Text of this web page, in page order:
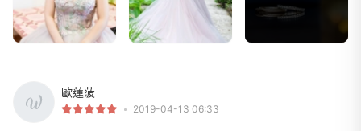
歐蓮菠
2019-04-13 06:33